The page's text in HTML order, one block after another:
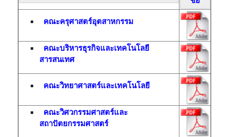
คณะครุศาสตร์อุตสาหกรรม
คณะบริหารธุรกิจและเทคโนโลยี
สารสนเทศ
คณะวิทยาศาสตร์และเทคโนโลยี
คณะวิศวกรรมศาสตร์และ
สถาปัตยกรรมศาสตร์